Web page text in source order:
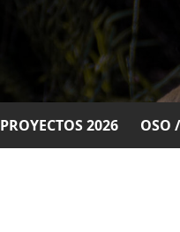
PROYECTOS 2026 OSO